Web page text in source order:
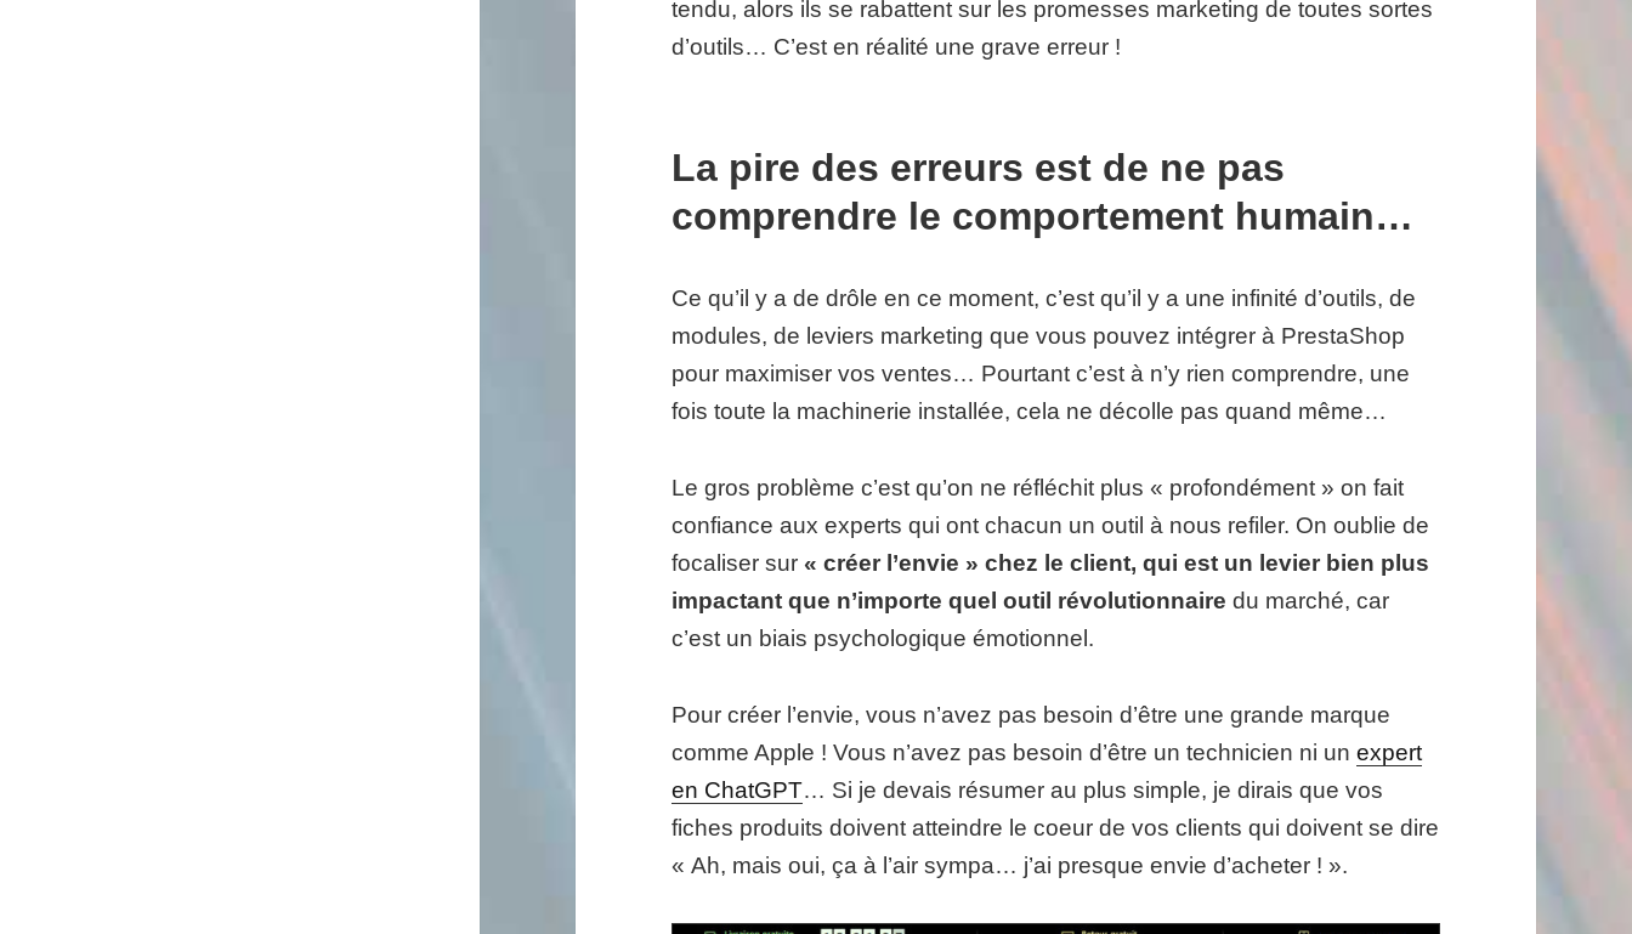
tendu, alors ils se rabattent sur les promesses marketing de toutes sortes
d’outils… C’est en réalité une grave erreur !
La pire des erreurs est de ne pas
comprendre le comportement humain…
Ce qu’il y a de drôle en ce moment, c’est qu’il y a une infinité d’outils, de
modules, de leviers marketing que vous pouvez intégrer à PrestaShop
pour maximiser vos ventes… Pourtant c’est à n’y rien comprendre, une
fois toute la machinerie installée, cela ne décolle pas quand même…
Le gros problème c’est qu’on ne réfléchit plus « profondément » on fait
confiance aux experts qui ont chacun un outil à nous refiler. On oublie de
focaliser sur« créer l’envie » chez le client, qui est un levier bien plus
impactant que n’importe quel outil révolutionnaire du marché, car
c’est un biais psychologique émotionnel.
Pour créer l’envie, vous n’avez pas besoin d’être une grande marque
comme Apple ! Vous n’avez pas besoin d’être un technicien ni unexpert
en ChatGPT… Si je devais résumer au plus simple, je dirais que vos
fiches produits doivent atteindre le coeur de vos clients qui doivent se dire
« Ah, mais oui, ça à l’air sympa… j’ai presque envie d’acheter ! ».